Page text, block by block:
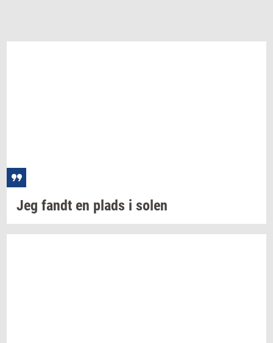
Jeg fandt en plads i solen